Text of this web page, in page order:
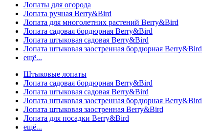
Лопаты для огорода
Лопата ручная Berry&Bird
Лопата для многолетних растений Berry&Bird
Лопата садовая бордюрная Berry&Bird
Лопата штыковая садовая Berry&Bird
Лопата штыковая заостренная бордюрная Berry&Bird
ещё...
Штыковые лопаты
Лопата садовая бордюрная Berry&Bird
Лопата штыковая садовая Berry&Bird
Лопата штыковая заостренная бордюрная Berry&Bird
Лопата штыковая заостренная Berry&Bird
Лопата для посадки Berry&Bird
ещё...